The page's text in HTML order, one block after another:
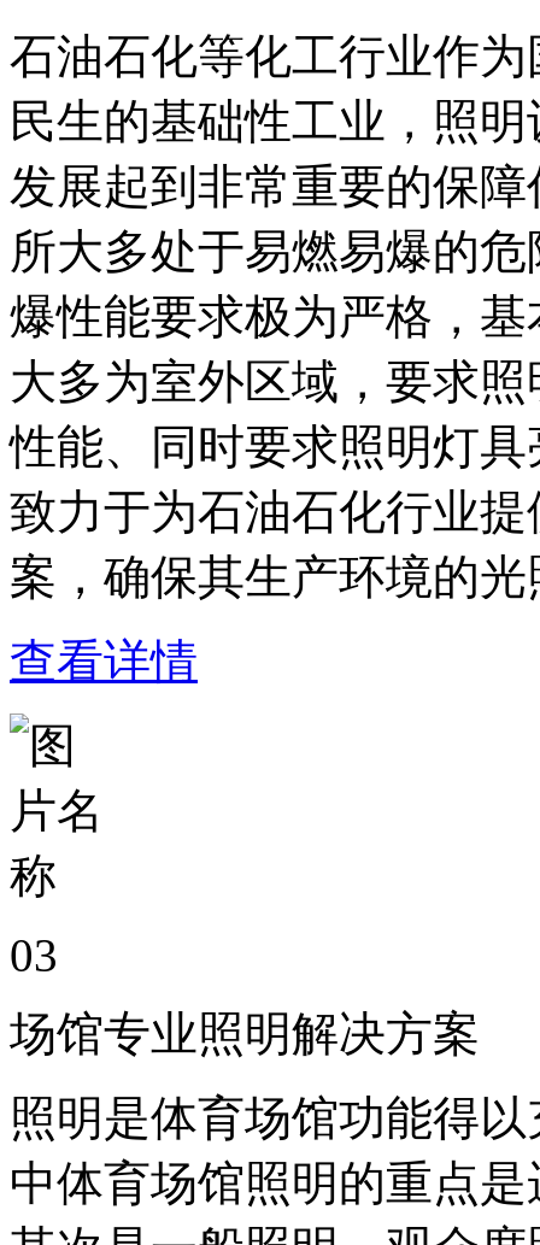
石油石化等化工行业作
民生的基础性工业，照
发展起到非常重要的保
所大多处于易燃易爆的
爆性能要求极为严格，
大多为室外区域，要求
性能、同时要求照明灯
致力于为石油石化行业
案，确保其生产环境的
查看详情
03
场馆专业照明解决方案
照明是体育场馆功能得
中体育场馆照明的重点